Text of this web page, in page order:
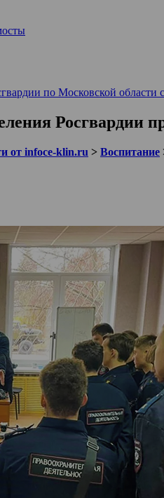
по Московской области
Росгвардии
от infoce-klin.ru > Воспитание